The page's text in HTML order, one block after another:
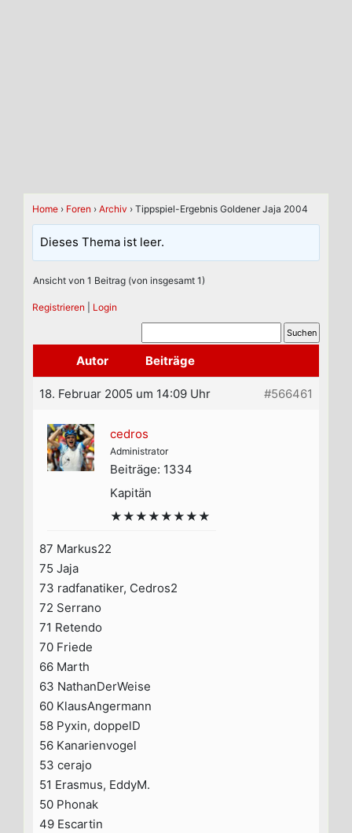
Home › Foren › Archiv › Tippspiel-Ergebnis Goldener Jaja 2004
Dieses Thema ist leer.
Ansicht von 1 Beitrag (von insgesamt 1)
Registrieren Login
Autor Beiträge
18. Februar 2005 um 14:09 Uhr #566461
cedros
Administrator
Beiträge: 1334
Kapitän
★★★★★★★★
87 Markus22
75 Jaja
73 radfanatiker, Cedros2
72 Serrano
71 Retendo
70 Friede
66 Marth
63 NathanDerWeise
60 KlausAngermann
58 Pyxin, doppelD
56 Kanarienvogel
53 cerajo
51 Erasmus, EddyM.
50 Phonak
49 Escartin